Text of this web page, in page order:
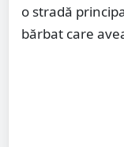
o stradă
bărbat care